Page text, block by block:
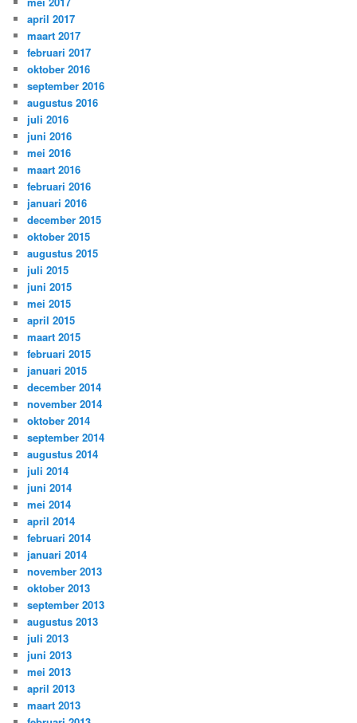
april 2017
maart 2017
februari 2017
oktober 2016
september 2016
augustus 2016
juli 2016
juni 2016
mei 2016
maart 2016
februari 2016
januari 2016
december 2015
oktober 2015
augustus 2015
juli 2015
juni 2015
mei 2015
april 2015
maart 2015
februari 2015
januari 2015
december 2014
november 2014
oktober 2014
september 2014
augustus 2014
juli 2014
juni 2014
mei 2014
april 2014
februari 2014
januari 2014
november 2013
oktober 2013
september 2013
augustus 2013
juli 2013
juni 2013
mei 2013
april 2013
maart 2013